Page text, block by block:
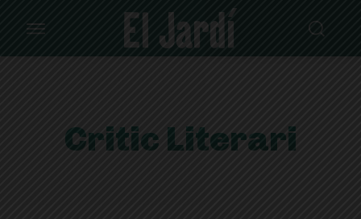
Critic Literari